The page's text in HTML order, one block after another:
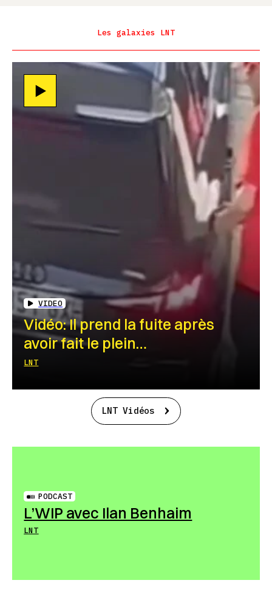
Les galaxies LNT
VIDEO
Vidéo: Il prend la fuite après
avoir fait le plein…
LNT
LNT Vidéos
PODCAST
L’WIP avec Ilan Benhaim
LNT